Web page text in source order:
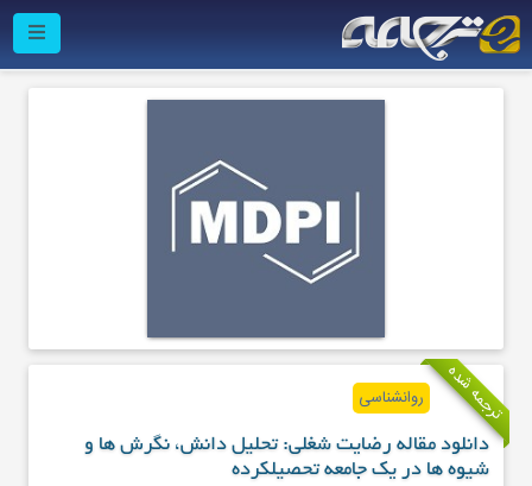
ترجمه شده روانشناسی
دانلود مقاله رضایت شغلی: تحلیل دانش، نگرش ها و
شیوه ها در یک جامعه تحصیلکرده